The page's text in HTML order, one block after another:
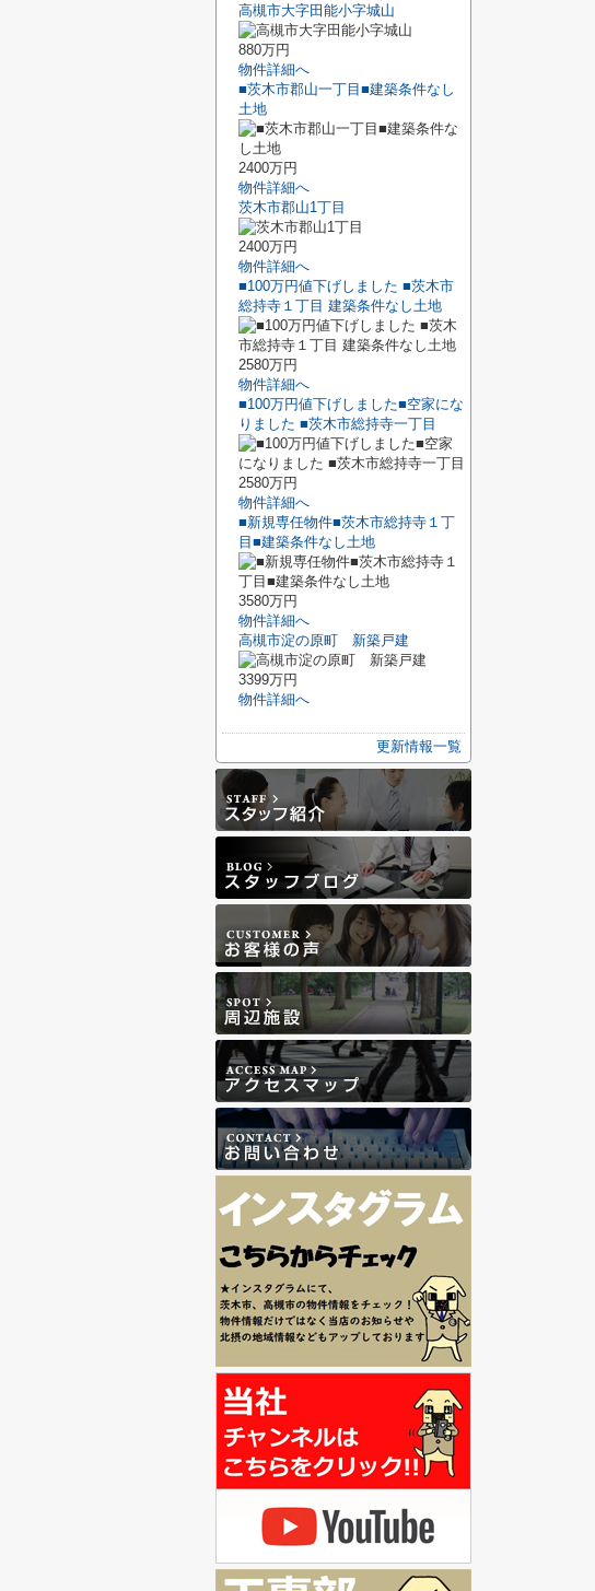
高槻市大字田能小字城山
880万円
物件詳細へ
■茨木市郡山一丁目■建築条件なし
土地
2400万円
物件詳細へ
茨木市郡山1丁目
2400万円
物件詳細へ
■100万円値下げしました ■茨木市
総持寺１丁目 建築条件なし土地
2580万円
物件詳細へ
■100万円値下げしました■空家にな
りました ■茨木市総持寺一丁目
2580万円
物件詳細へ
■新規専任物件■茨木市総持寺１丁
目■建築条件なし土地
3580万円
物件詳細へ
高槻市淀の原町 新築戸建
3399万円
物件詳細へ
更新情報一覧